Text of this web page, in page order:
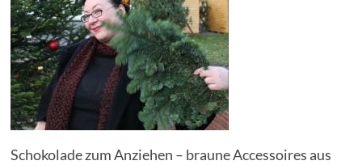
Schokolade zum Anziehen – braune Accessoires aus